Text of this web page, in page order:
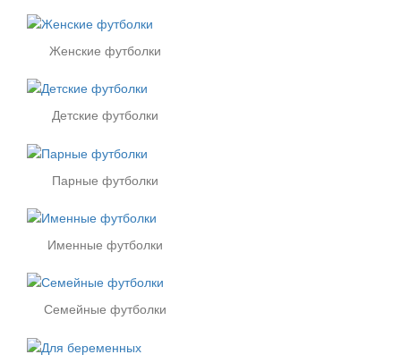
Женские футболки
Детские футболки
Парные футболки
Именные футболки
Семейные футболки